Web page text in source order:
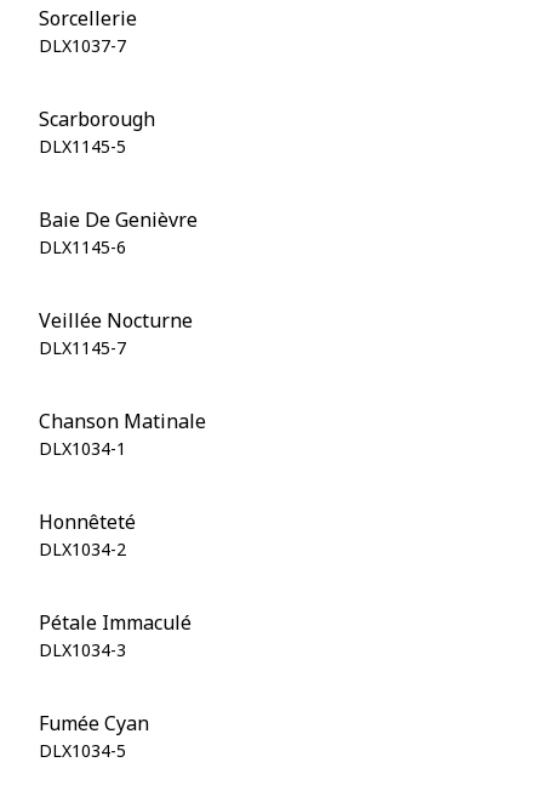
Sorcellerie
DLX1037-7
Scarborough
DLX1145-5
Baie De Genièvre
DLX1145-6
Veillée Nocturne
DLX1145-7
Chanson Matinale
DLX1034-1
Honnêteté
DLX1034-2
Pétale Immaculé
DLX1034-3
Fumée Cyan
DLX1034-5